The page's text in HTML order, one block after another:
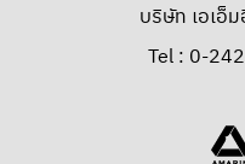
บริษัท เอเอ็
Tel : 0-